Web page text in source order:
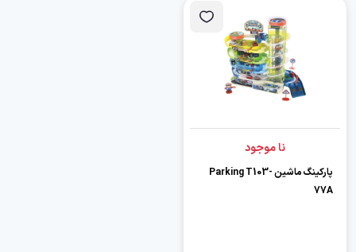
نا موجود
پارکینگ ماشین Parking T103-
77A